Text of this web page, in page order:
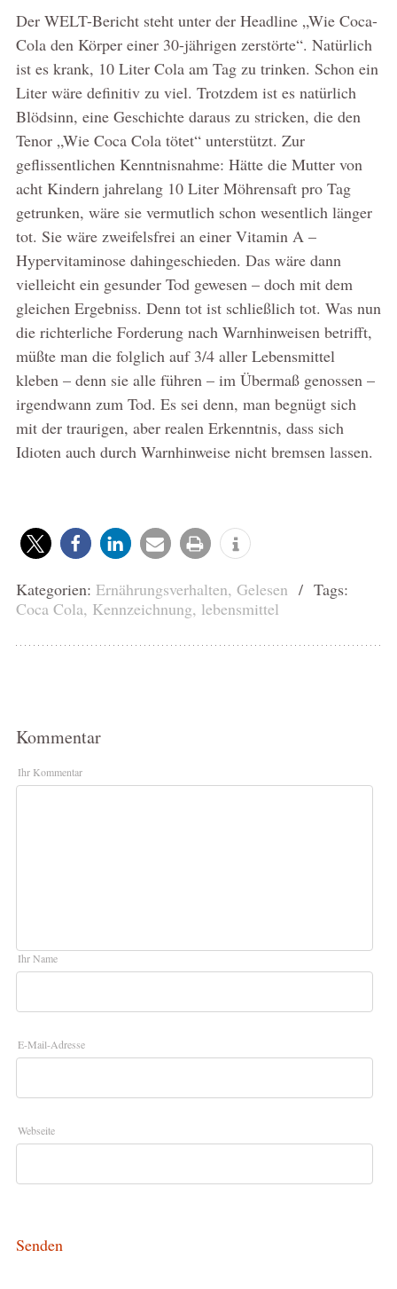
Der WELT-Bericht steht unter der Headline „Wie Coca-
Cola den Körper einer 30-jährigen zerstörte“. Natürlich
ist es krank, 10 Liter Cola am Tag zu trinken. Schon ein
Liter wäre definitiv zu viel. Trotzdem ist es natürlich
Blödsinn, eine Geschichte daraus zu stricken, die den
Tenor „Wie Coca Cola tötet“ unterstützt. Zur
geflissentlichen Kenntnisnahme: Hätte die Mutter von
acht Kindern jahrelang 10 Liter Möhrensaft pro Tag
getrunken, wäre sie vermutlich schon wesentlich länger
tot. Sie wäre zweifelsfrei an einer Vitamin A –
Hypervitaminose dahingeschieden. Das wäre dann
vielleicht ein gesunder Tod gewesen – doch mit dem
gleichen Ergebniss. Denn tot ist schließlich tot. Was nun
die richterliche Forderung nach Warnhinweisen betrifft,
müßte man die folglich auf 3/4 aller Lebensmittel
kleben – denn sie alle führen – im Übermaß genossen –
irgendwann zum Tod. Es sei denn, man begnügt sich
mit der traurigen, aber realen Erkenntnis, dass sich
Idioten auch durch Warnhinweise nicht bremsen lassen.
Kategorien: Ernährungsverhalten, Gelesen / Tags:
Coca Cola, Kennzeichnung, lebensmittel
Kommentar
Ihr Kommentar
Ihr Name
E-Mail-Adresse
Webseite